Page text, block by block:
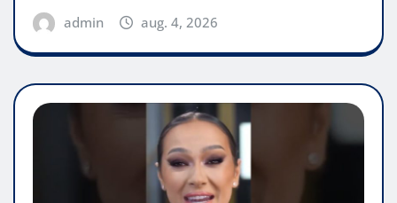
admin aug. 4, 2026